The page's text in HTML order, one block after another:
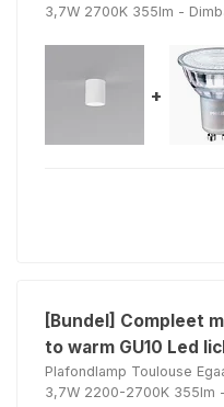
3,7W 2700K 355lm -
+
[Bundel] Compleet
to warm GU10 Led
Plafondlamp Toulouse
3,7W 2200-2700K 355lm